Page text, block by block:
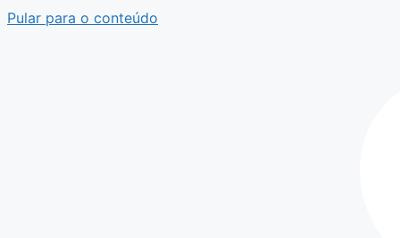
Pular para o conteúdo